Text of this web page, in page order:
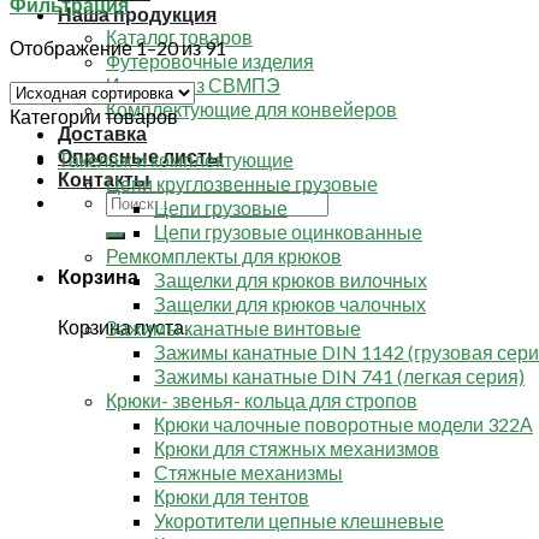
Наша продукция
Каталог товаров
Футеровочные изделия
Изделия из СВМПЭ
Комплектующие для конвейеров
Доставка
Опросные листы
Контакты
Искать:
Корзина
Корзина пуста.
Отображение 1–20 из 91
Категории товаров
Такелаж и комплектующие
Цепи круглозвенные грузовые
Цепи грузовые
Цепи грузовые оцинкованные
Ремкомплекты для крюков
Защелки для крюков вилочных
Защелки для крюков чалочных
Зажимы канатные винтовые
Зажимы канатные DIN 1142 (грузовая
Зажимы канатные DIN 741 (легкая серия)
Крюки- звенья- кольца для стропов
Крюки чалочные поворотные модели 322А
Крюки для стяжных механизмов
Стяжные механизмы
Крюки для тентов
Укоротители цепные клешневые